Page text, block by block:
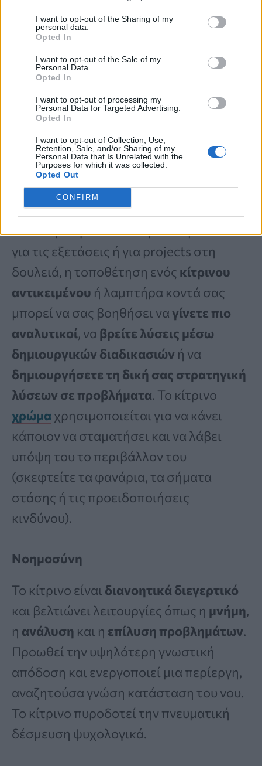
I want to opt-out of the Sharing of my
personal data.
Opted In
I want to opt-out of the Sale of my
Personal Data.
Opted In
I want to opt-out of processing my
Personal Data for Targeted Advertising.
Opted In
I want to opt-out of Collection, Use,
Retention, Sale, and/or Sharing of my
Personal Data that Is Unrelated with the
Purposes for which it was collected.
Opted Out
CONFIRM
Το κίτρινο διαπιστώνεται ότι κάνει ένα
άτομο νανιώθει αυθόρμητο και
χαρούμενο
οτιδήποτε θαμπό ή σκούρο μπορεί να
κάνει ένα άτομο να νιώσει
και αισιόδοξο. Τα κίτρινα αντικείμενα σε
ένα δωμάτιο μερικές φορές
διαπιστώθηκε ότι ενεργοποιούν τις
διαδικασίες σκέψης μας και
δημιουργούν νέες ιδέες.
Κατά τη διάρκεια των προετοιμασιών
για τις εξετάσεις ή για projects στη
δουλειά, η τοποθέτηση ενός κίτρινου
αντικειμένου ή λαμπτήρα κοντά σας
μπορεί να σας βοηθήσει ναγίνετε πιο
αναλυτικοί, να βρείτε λύσεις μέσω
δημιουργικών διαδικασιών ή να
δημιουργήσετε τη δική σας στρατηγική
λύσεων σε προβλήματα. Το κίτρινο
χρώμα χρησιμοποιείται για να κάνει
κάποιον να σταματήσει και να λάβει
υπόψη του το περιβάλλον του
(σκεφτείτε τα φανάρια, τα σήματα
στάσης ή τις προειδοποιήσεις
κινδύνου).
Νοημοσύνη
Το κίτρινο είναι διανοητικά διεγερτικό
και βελτιώνει λειτουργίες όπως η μνήμη,
η ανάλυση και η επίλυση προβλημάτων.
Προωθεί την υψηλότερη γνωστική
απόδοση και ενεργοποιεί μια περίεργη,
αναζητούσα γνώση κατάσταση του νου.
Το κίτρινο πυροδοτεί την πνευματική
δέσμευση ψυχολογικά.